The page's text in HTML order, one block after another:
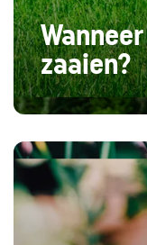
zaaien?